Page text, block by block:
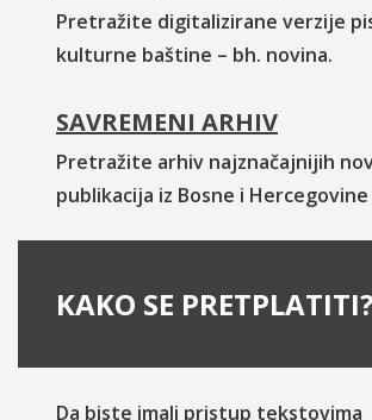
Pretražite digitalizirane verzije
kulturne baštine – bh. novina.
SAVREMENI ARHIV
Pretražite arhiv najznačajnijih
publikacija iz Bosne i
KAKO SE PRETPLATITI?
Da biste imali pristup tekstovima